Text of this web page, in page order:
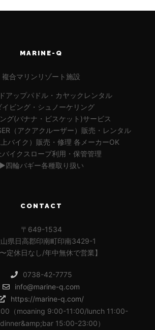
MARINE-Q
複合マリンリゾート施設
アップパドル・カヤックレンタル
ビング・シュノーケリング
グ(バナナ・ビスケット)サービス
（アクアクルーザー）販売・レンタル
バイク）販売・修理 各メーカーOK
イクスロープ利用・保管管理
▶︎四輪バギー各種取り扱い
CONTACT
〒649-1534
県日高郡印南町印南3429-1
〜定休日なし/年中無休で営業】
0738-42-7775
info@marine-q.com
https://marine-q.com/
（moaning 9:00-11:00/lunch 11:00-
15:00-23:00）